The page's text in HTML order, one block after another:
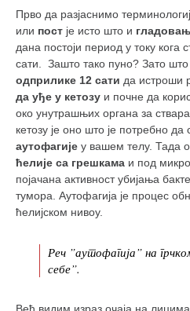
Прво да разјаснимо
или пост је исто што и
дана постоји период у току кога
сати. Зашто тако пуно? Зато
одприлике 12 сати да истроши
да уђе у кетозу и почне да
око унутрашњих органа за
кетозу је оно што је потребно
аутофагије у вашем телу. Тада
ћелије са грешкама и под
појачана активност убијања
тумора. Аутофагија је процес
ћелијском нивоу.
Реч ”аутофагија” на
себе”.
Већ видим израз очаја на